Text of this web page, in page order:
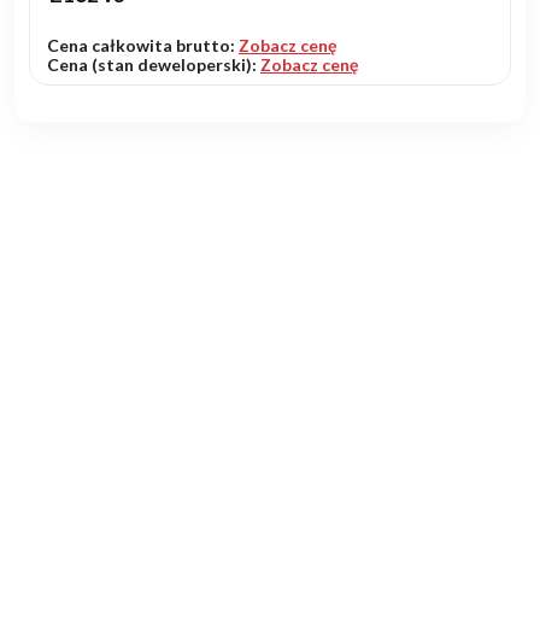
Cena całkowita brutto: Zobacz cenę
Cena (stan deweloperski): Zobacz cenę